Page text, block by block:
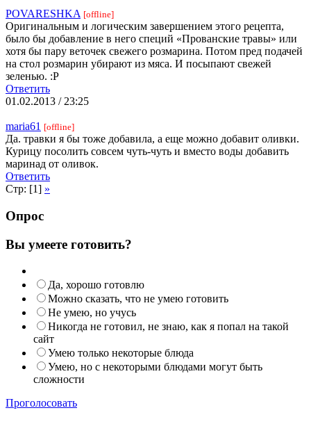
POVARESHKA [offline]
Оригинальным и логическим завершением этого рецепта,
было бы добавление в него специй «Прованские травы» или
хотя бы пару веточек свежего розмарина. Потом пред подачей
на стол розмарин убирают из мяса. И посыпают свежей
зеленью. :Р
Ответить
01.02.2013 / 23:25
maria61 [offline]
Да. травки я бы тоже добавила, а еще можно добавит оливки.
Курицу посолить совсем чуть-чуть и вместо воды добавить
маринад от оливок.
Ответить
Стр: [1] »
Опрос
Вы умеете готовить?
Да, хорошо готовлю
Можно сказать, что не умею готовить
Не умею, но учусь
Никогда не готовил, не знаю, как я попал на такой
сайт
Умею только некоторые блюда
Умею, но с некоторыми блюдами могут быть
сложности
Проголосовать